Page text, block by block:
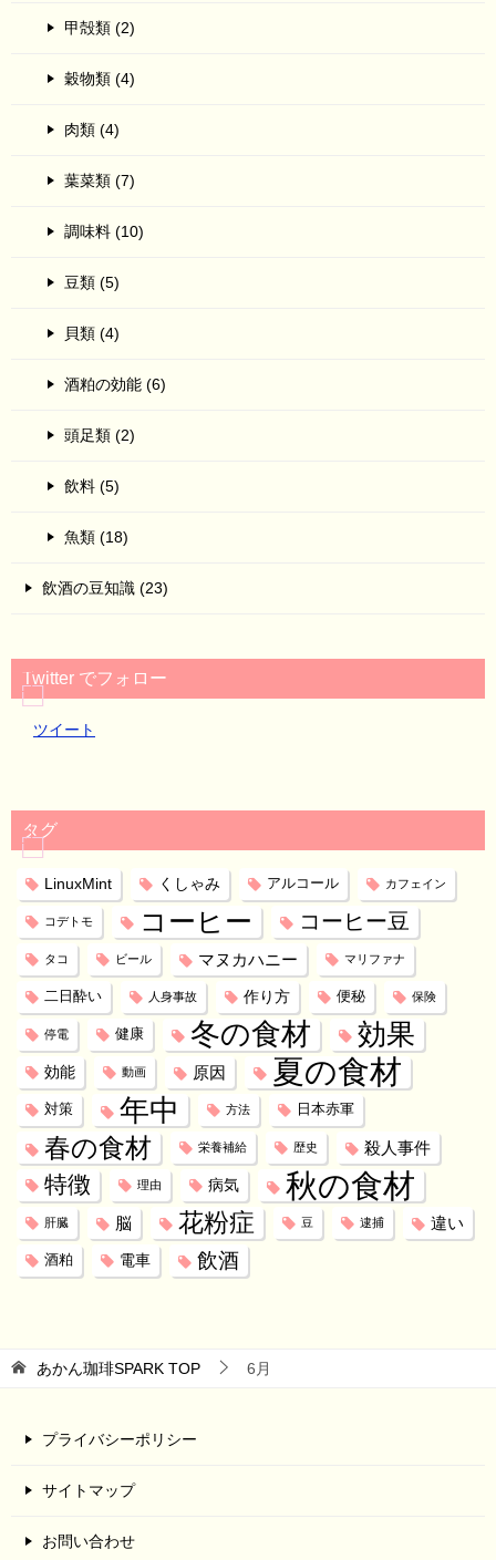
甲殻類 (2)
穀物類 (4)
肉類 (4)
葉菜類 (7)
調味料 (10)
豆類 (5)
貝類 (4)
酒粕の効能 (6)
頭足類 (2)
飲料 (5)
魚類 (18)
飲酒の豆知識 (23)
Twitter でフォロー
ツイート
タグ
LinuxMint くしゃみ アルコール カフェイン
コデトモ コーヒー コーヒー豆
タコ ビール マヌカハニー マリファナ
二日酔い 人身事故 作り方 便秘 保険
停電 健康 冬の食材 効果
効能 動画 原因 夏の食材
対策 年中 方法 日本赤軍
春の食材 栄養補給 歴史 殺人事件
特徴 理由 病気 秋の食材
肝臓 脳 花粉症 豆 逮捕 違い
酒粕 電車 飲酒
あかん珈琲SPARK TOP 6月
プライバシーポリシー
サイトマップ
お問い合わせ